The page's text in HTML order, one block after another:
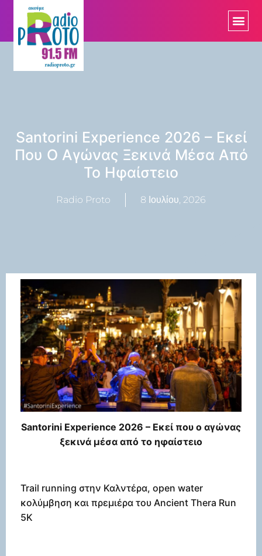
Santorini Experience 2026 – Εκεί
Που Ο Αγώνας Ξεκινά Μέσα Από
Το Ηφαίστειο
Radio Proto 8 Ιουλίου, 2026
Santorini Experience 2026 – Εκεί που ο αγώνας
ξεκινά μέσα από το ηφαίστειο
Trail running στην Καλντέρα, open water
κολύμβηση και πρεμιέρα του Ancient Thera Run
5K